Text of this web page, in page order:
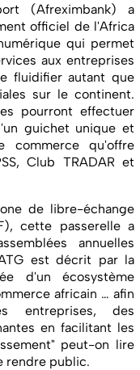
(Afreximbank) a
officiel de l'Africa
qui permet
aux entreprises
fluidifier autant que
sur le continent.
pourront effectuer
guichet unique et
qu'offre
Club TRADAR et
de libre-échange
cette passerelle a
annuelles
est décrit par la
d'un écosystème
africain … afin
entreprises, des
en facilitant les
peut-on lire
rendre public.